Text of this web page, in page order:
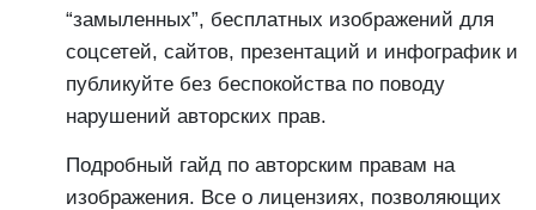
“замыленных”, бесплатных изображений для
соцсетей, сайтов, презентаций и инфографик и
публикуйте без беспокойства по поводу
нарушений авторских прав.
Подробный гайд по авторским правам на
изображения. Все о лицензиях, позволяющих